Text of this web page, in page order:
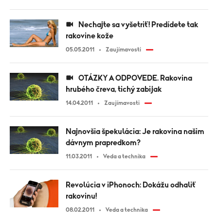
rakovine kože
05.05.2011 Zaujímavosti
hrubého čreva, tichý zabijak
14.04.2011 Zaujímavosti
Najnovšia špekulácia: Je rakovina našim
dávnym prapredkom?
11.03.2011 Veda a technika
Revolúcia v iPhonoch: Dokážu odhaliť
rakovinu!
08.02.2011 Veda a technika